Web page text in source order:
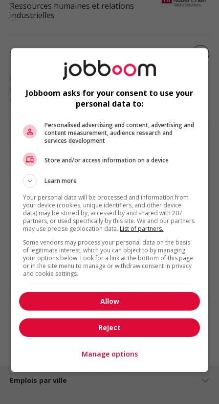
Ressources humaines et relations
industrielles
Spécialiste en acquisition de talents
Ressources humaines et relations
industrielles
RESSOURCES HUMAINES ET RELATIONS INDUSTRIELLES
EST PRÉSENTÉ PAR
Services de Gestion Quantum Ltée
Autres offres de l'entreprise
Recruteur / recruiter
Spécialiste en recrutement
Gestionnaire des ressources humaines /...
Directeur des ressources humaines – canada /...
Conseiller(ère) relation de travail
Spécialiste en recrutement / recruitment...
1 - 2 de 2 résultats
1
Emplois par ville
Jobboom asks for your consent to use your
personal data to:
Personalised advertising and content, advertising and
content measurement, audience research and
services development
Store and/or access information on a device
Learn more
Your personal data will be processed and information from
your device (cookies, unique identifiers, and other device
data) may be stored by, accessed by and shared with 207
partners, or used specifically by this site. We and our partners
may use precise geolocation data. List of partners.
Some vendors may process your personal data on the basis
of legitimate interest, which you can object to by managing
your options below. Look for a link at the bottom of this page
or in the site menu to manage or withdraw consent in privacy
and cookie settings.
Allow
Reject
Manage options